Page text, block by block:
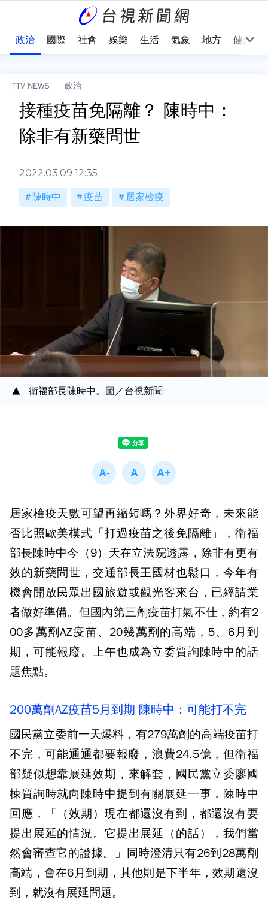
政治 國際 社會 娛樂 生活 氣象 地方 健康
TTV NEWS 政治
接種疫苗免隔離？ 陳時中：
除非有新藥問世
2022.03.09 12:35
陳時中 疫苗 居家檢疫
衛福部長陳時中。圖／台視新聞
居家檢疫天數可望再縮短嗎？外界好奇，未來能
否比照歐美模式「打過疫苗之後免隔離」，衛福
部長陳時中今（9）天在立法院透露，除非有更有
效的新藥問世，交通部長王國材也鬆口，今年有
機會開放民眾出國旅遊或觀光客來台，已經請業
者做好準備。但國內第三劑疫苗打氣不佳，約有2
00多萬劑AZ疫苗、20幾萬劑的高端，5、6月到
期，可能報廢。上午也成為立委質詢陳時中的話
題焦點。
200萬劑AZ疫苗5月到期 陳時中：可能打不完
國民黨立委前一天爆料，有279萬劑的高端疫苗打
不完，可能通通都要報廢，浪費24.5億，但衛福
部疑似想靠展延效期，來解套，國民黨立委廖國
棟質詢時就向陳時中提到有關展延一事，陳時中
回應，「（效期）現在都還沒有到，都還沒有要
提出展延的情況。它提出展延（的話），我們當
然會審查它的證據。」同時澄清只有26到28萬劑
高端，會在6月到期，其他則是下半年，效期還沒
到，就沒有展延問題。